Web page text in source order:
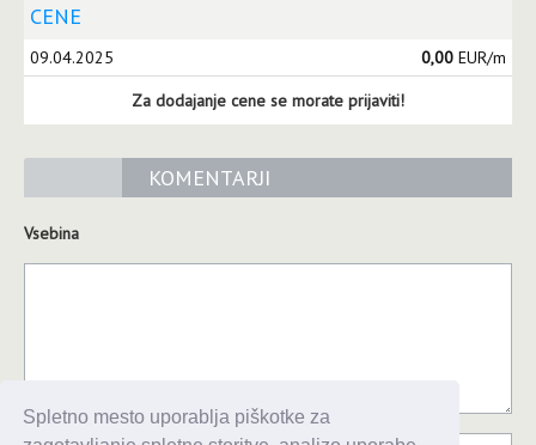
Spletno mesto uporablja piškotke za
CENE
09.04.2025 0,00 EUR/m
Za dodajanje cene se morate prijaviti!
KOMENTARJI
Vsebina